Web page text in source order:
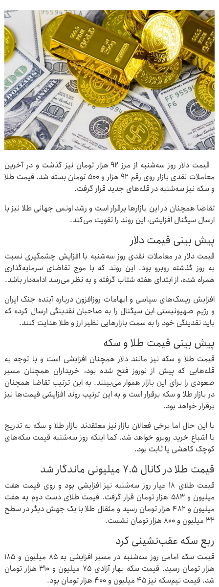
قیمت دلار روز سه‌شنبه از مرز ۹۲ هزار تومان نیز گذشت و در آخرین
معاملات نقدی بازار روی رقم ۹۲ هزار و ۵۰۰ تومان بسته شد. قیمت طلا
و سکه نیز سه‌شنبه در قله‌های جدید قرار گرفت.
تقاضا همچنان در این بازارها برقرار است و رشد اونس جهانی طلا نیز با
ارسال سیگنال افزایشی، این روند را تقویت می‌کند.
پیش بینی قیمت دلار
قیمت دلار در معاملات نقدی روز سه‌شنبه با افزایش چشمگیری نسبت
به روز گذشته روبرو بود. این روند که با موج تقاضای سرمایه‌گذاری
همراه شده، از ابتدای هفته شتاب گرفته و به نظر می‌رسد ادامه‌دار باشد.
افزایش ریسک‌های سیاسی و ابهامات روزافزون درباره آینده جنگ ایران
و رژیم صهیونیستی این سیگنال را به صاحبان نقدینگی ارسال کرده که
باید نقدینگی خود را به سمت بازارهایی نظیر ارز و طلا هدایت کنند.
پیش بینی قیمت طلا و سکه
قیمت طلا و سکه نیز مانند دلار همچنان افزایشی است و با توجه به
قله‌هایی که پیش از نوروز فتح شده بود، خریداران همچنان مسیر
صعودی را برای این بازار هموار می‌بینند. به این ترتیب تقاضا همچنان
در بازار طلا و سکه برقرار است و به این ترتیب روند افزایشی قیمت‌ها نیز
برقرار خواهد بود.
با این حال اما برخی فعالان بازار نیز معتقدند بازار طلا و سکه به تدریج
با اشباع خرید روبرو خواهد شد. کما اینکه روز سه‌شنبه قیمت سکه‌های
کوچک کاهشی یا ثابت بود.
قیمت طلا در کانال ۷.۵ میلیونی ماندگار شد
قیمت طلای ۱۸ عیار روز سه‌شنبه نیز افزایشی بود و روی قیمت هفت
میلیون و ۵۸۳ هزار تومان قرار گرفت. قیمت طلای دست دوم به هفت
میلیون و ۴۸۲ هزار تومان رسید و مثقال طلا با یک جهش دیگر در سطح
۳۲ میلیون و ۸۰۰ هزار تومان نشست.
ربع سکه عقب‌نشینی کرد
قیمت سکه امامی روز سه‌شنبه در مسیر افزایشی به ۸۵ میلیون و ۱۸۵
هزار تومان رسید. قیمت سکه بهار آزادی ۷۵ میلیون و ۳۱۰ هزار تومان
شد. قیمت نیم‌سکه نیز ۴۵ میلیون و ۴۰۰ هزار تومان بود.